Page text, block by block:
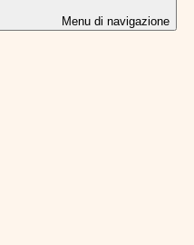
Menu di navigazione